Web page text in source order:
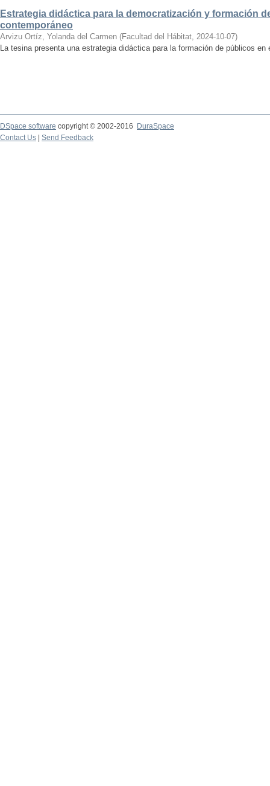
Estrategia didáctica para la democratización y formación
contemporáneo
Arvizu Ortíz, Yolanda del Carmen (Facultad del Hábitat, 2024-10-07)
La tesina presenta una estrategia didáctica para la formación de públicos en
DSpace software copyright © 2002-2016
DuraSpace
Contact Us
Send Feedback